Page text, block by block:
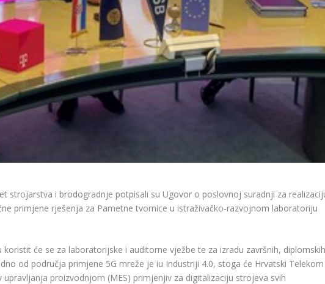
strojarstva i brodogradnje potpisali su Ugovor o poslovnoj suradnji za
primjene rješenja za Pametne tvornice u istraživačko-razvojnom laboratoriju
koristit će se za laboratorijske i auditorne vježbe te za izradu završnih,
od područja primjene 5G mreže je iu Industriji 4.0, stoga će Hrvatski Telekom
proizvodnjom (MES) primjenjiv za digitalizaciju strojeva svih